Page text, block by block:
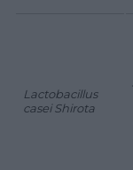
Lactobacillus
casei Shirota